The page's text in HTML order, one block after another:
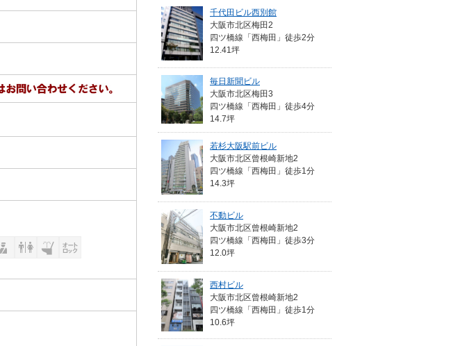
千代田ビル西別館
大阪市北区梅田2
四ツ橋線「西梅田」徒歩2分
12.41坪
毎日新聞ビル
大阪市北区梅田3
四ツ橋線「西梅田」徒歩4分
14.7坪
若杉大阪駅前ビル
大阪市北区曾根崎新地2
四ツ橋線「西梅田」徒歩1分
14.3坪
不動ビル
大阪市北区曾根崎新地2
四ツ橋線「西梅田」徒歩3分
12.0坪
西村ビル
大阪市北区曾根崎新地2
四ツ橋線「西梅田」徒歩1分
10.6坪